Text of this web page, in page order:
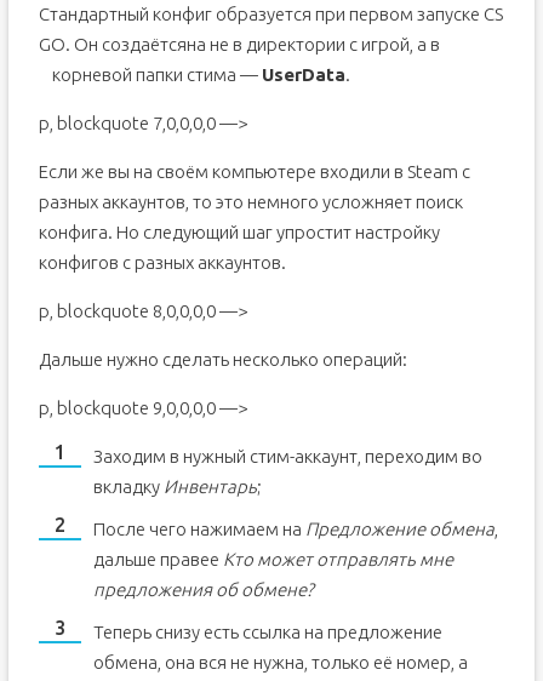
Стандартный конфиг образуется при первом запуске CS
GO. Он создаётсяна не в директории с игрой, а в
корневой папки стима — UserData.
p, blockquote 7,0,0,0,0 —>
Если же вы на своём компьютере входили в Steam с
разных аккаунтов, то это немного усложняет поиск
конфига. Но следующий шаг упростит настройку
конфигов с разных аккаунтов.
p, blockquote 8,0,0,0,0 —>
Дальше нужно сделать несколько операций:
p, blockquote 9,0,0,0,0 —>
Заходим в нужный стим-аккаунт, переходим во
вкладку Инвентарь;
После чего нажимаем на Предложение обмена,
дальше правее Кто может отправлять мне
предложения об обмене?
Теперь снизу есть ссылка на предложение
обмена, она вся не нужна, только её номер, а